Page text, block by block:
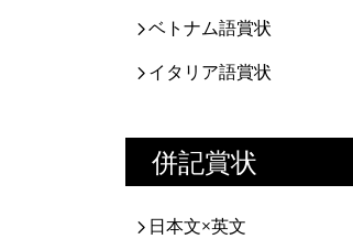
ベトナム語賞状
イタリア語賞状
併記賞状
日本文×英文